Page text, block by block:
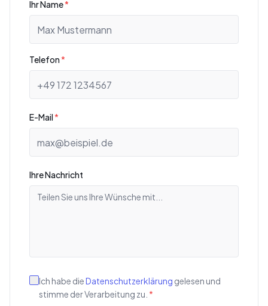
Ihr Name*
Telefon*
E-Mail*
Ihre Nachricht
Ich habe dieDatenschutzerklärung gelesen und
stimme der Verarbeitung zu. *